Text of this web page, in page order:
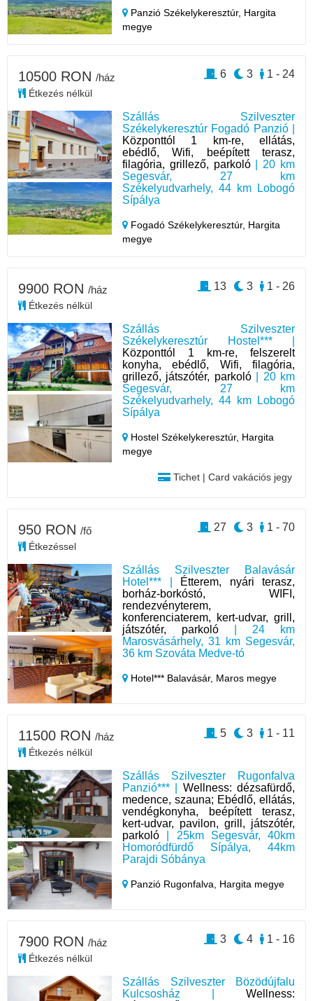
Panzió Székelykeresztúr, Hargita
megye
Szállás Szilveszter
Székelykeresztúr Fogadó Panzió |
Központtól 1 km-re, ellátás,
ebédlő, Wifi, beépített terasz,
filagória, grillező, parkoló| 20 km
Segesvár, 27 km
Székelyudvarhely, 44 km Lobogó
Sípálya
Fogadó Székelykeresztúr, Hargita
megye
10500 RON /ház
Étkezés nélkül
1 - 24
3
6
Szállás Szilveszter
Székelykeresztúr Hostel*** |
Központtól 1 km-re, felszerelt
konyha, ebédlő, Wifi, filagória,
grillező, játszótér, parkoló| 20 km
Segesvár, 27 km
Székelyudvarhely, 44 km Lobogó
Sípálya
Hostel Székelykeresztúr, Hargita
megye
Tichet | Card vakációs jegy
9900 RON /ház
Étkezés nélkül
1 - 26
3
13
Szállás Szilveszter Balavásár
Hotel*** |
Étterem, nyári terasz,
borház-borkóstó, WIFI,
rendezvényterem,
konferenciaterem, kert-udvar, grill,
játszótér, parkoló | 24 km
Marosvásárhely, 31 km Segesvár,
36 km Szováta Medve-tó
Hotel*** Balavásár, Maros megye
950 RON /fő
Étkezéssel
1 - 70
3
27
Szállás Szilveszter Rugonfalva
Panzió*** | Wellness: dézsafürdő,
medence, szauna; Ebédlő, ellátás,
vendégkonyha, beépített terasz,
kert-udvar, pavilon, grill, játszótér,
parkoló | 25km Segesvár, 40km
Homoródfürdő Sípálya, 44km
Parajdi Sóbánya
Panzió Rugonfalva, Hargita megye
11500 RON /ház
Étkezés nélkül
1 - 11
3
5
Szállás Szilveszter Bözödújfalu
Kulcsosház | Wellness:
7900 RON /ház
Étkezés nélkül
1 - 16
4
3